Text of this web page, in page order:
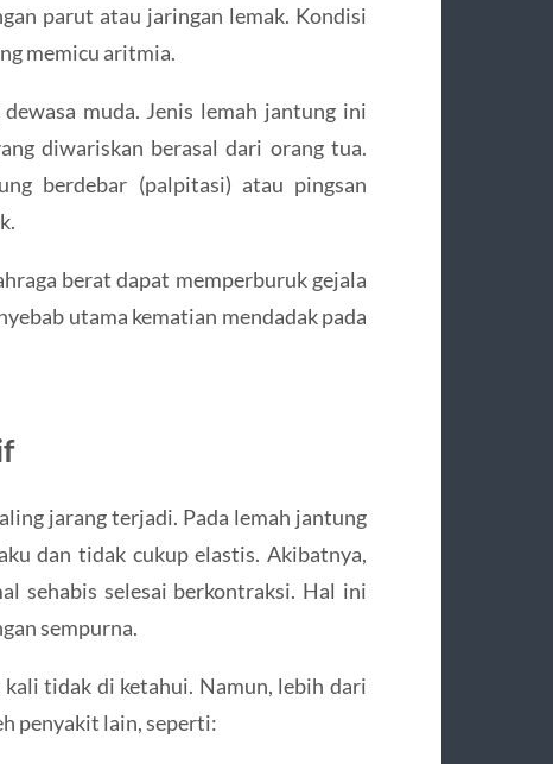
parut atau jaringan lemak. Kondisi
memicu aritmia.
muda. Jenis lemah jantung ini
diwariskan berasal dari orang tua.
berdebar (palpitasi) atau pingsan
berat dapat memperburuk gejala
utama kematian mendadak pada
jarang terjadi. Pada lemah jantung
dan tidak cukup elastis. Akibatnya,
sehabis selesai berkontraksi. Hal ini
sempurna.
tidak di ketahui. Namun, lebih dari
penyakit lain, seperti: